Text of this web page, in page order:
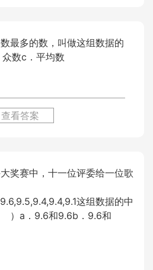
最多的数，叫做这组数据的
数c．平均数
查看答案
奖赛中，十一位评委给一位歌
这组数据的中
a．9.6和9.6b．9.6和